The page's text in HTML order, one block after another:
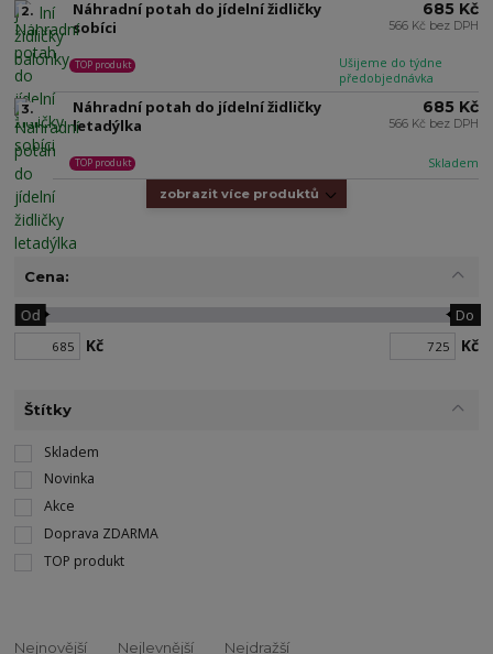
2.
Náhradní potah do jídelní židličky
sobíci
Ušijeme do týdne
předobjednávka
TOP produkt
685 Kč
566 Kč bez DPH
3.
Náhradní potah do jídelní židličky
letadýlka
Skladem
TOP produkt
685 Kč
566 Kč bez DPH
zobrazit více produktů
Cena:
Kč
Od Do
Kč
Štítky
Skladem
Novinka
Akce
Doprava ZDARMA
TOP produkt
Nejnovější Nejlevnější Nejdražší